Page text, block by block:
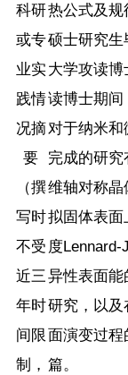
科研
或专
业实
践情
况摘
要
（撰
写时
不受
近三
年时
间限
制，
热公式及规
硕士研究生
大学攻读
读博士期间
对于纳米和
完成的研
维轴对称晶
拟固体表面
度
异性表面能
研究，以及
面演变过程
篇。